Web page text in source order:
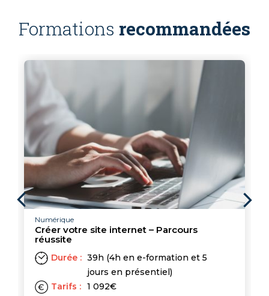
Formations recommandées
Numérique
Créer votre site internet – Parcours
réussite
Durée : 39h (4h en e-formation et 5
jours en présentiel)
Tarifs : 1 092€